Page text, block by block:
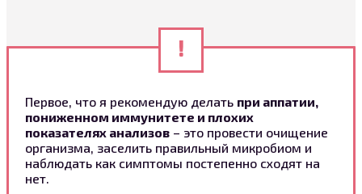
Первое, что я рекомендую делать при аппатии,
пониженном иммунитете и плохих
показателях анализов – это провести очищение
организма, заселить правильный микробиом и
наблюдать как симптомы постепенно сходят на
нет.